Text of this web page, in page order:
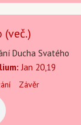
Ducha Svatého
Jan 20,19
Závěr